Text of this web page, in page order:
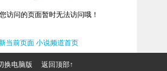
访问的页面暂时无法访问哦！
当前页面 小说频道首页
换电脑版 返回顶部↑